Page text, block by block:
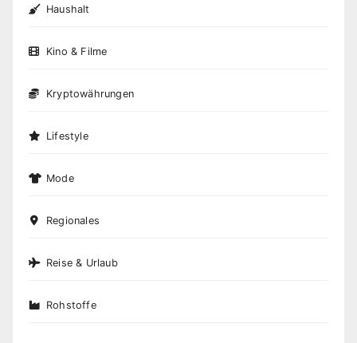
Haushalt
Kino & Filme
Kryptowährungen
Lifestyle
Mode
Regionales
Reise & Urlaub
Rohstoffe